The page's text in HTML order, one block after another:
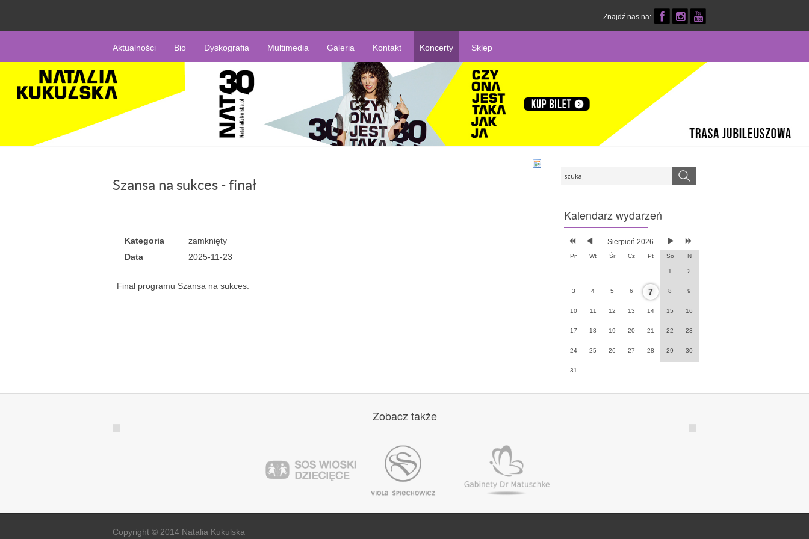
Znajdź nas na:
Aktualności Bio Dyskografia Multimedia Galeria Kontakt Koncerty Sklep
Szansa na sukces - finał
Kategoria
zamknięty
Data
2025-11-23
Finał programu Szansa na sukces.
Kalendarz wydarzeń
Sierpień 2026
Pn Wt Śr Cz Pt So N
1 2
3 4 5 6 7 8 9
10 11 12 13 14 15 16
17 18 19 20 21 22 23
24 25 26 27 28 29 30
31
Zobacz także
Copyright © 2014 Natalia Kukulska